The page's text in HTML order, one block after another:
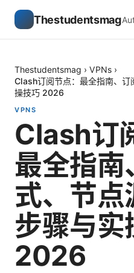
Thestudentsmag
Thestudentsmag › VPNs ›
Clash订阅节点：最全指南、
操技巧 2026
VPNS
Clash订
最全指南
式、节点
步骤与实
2026